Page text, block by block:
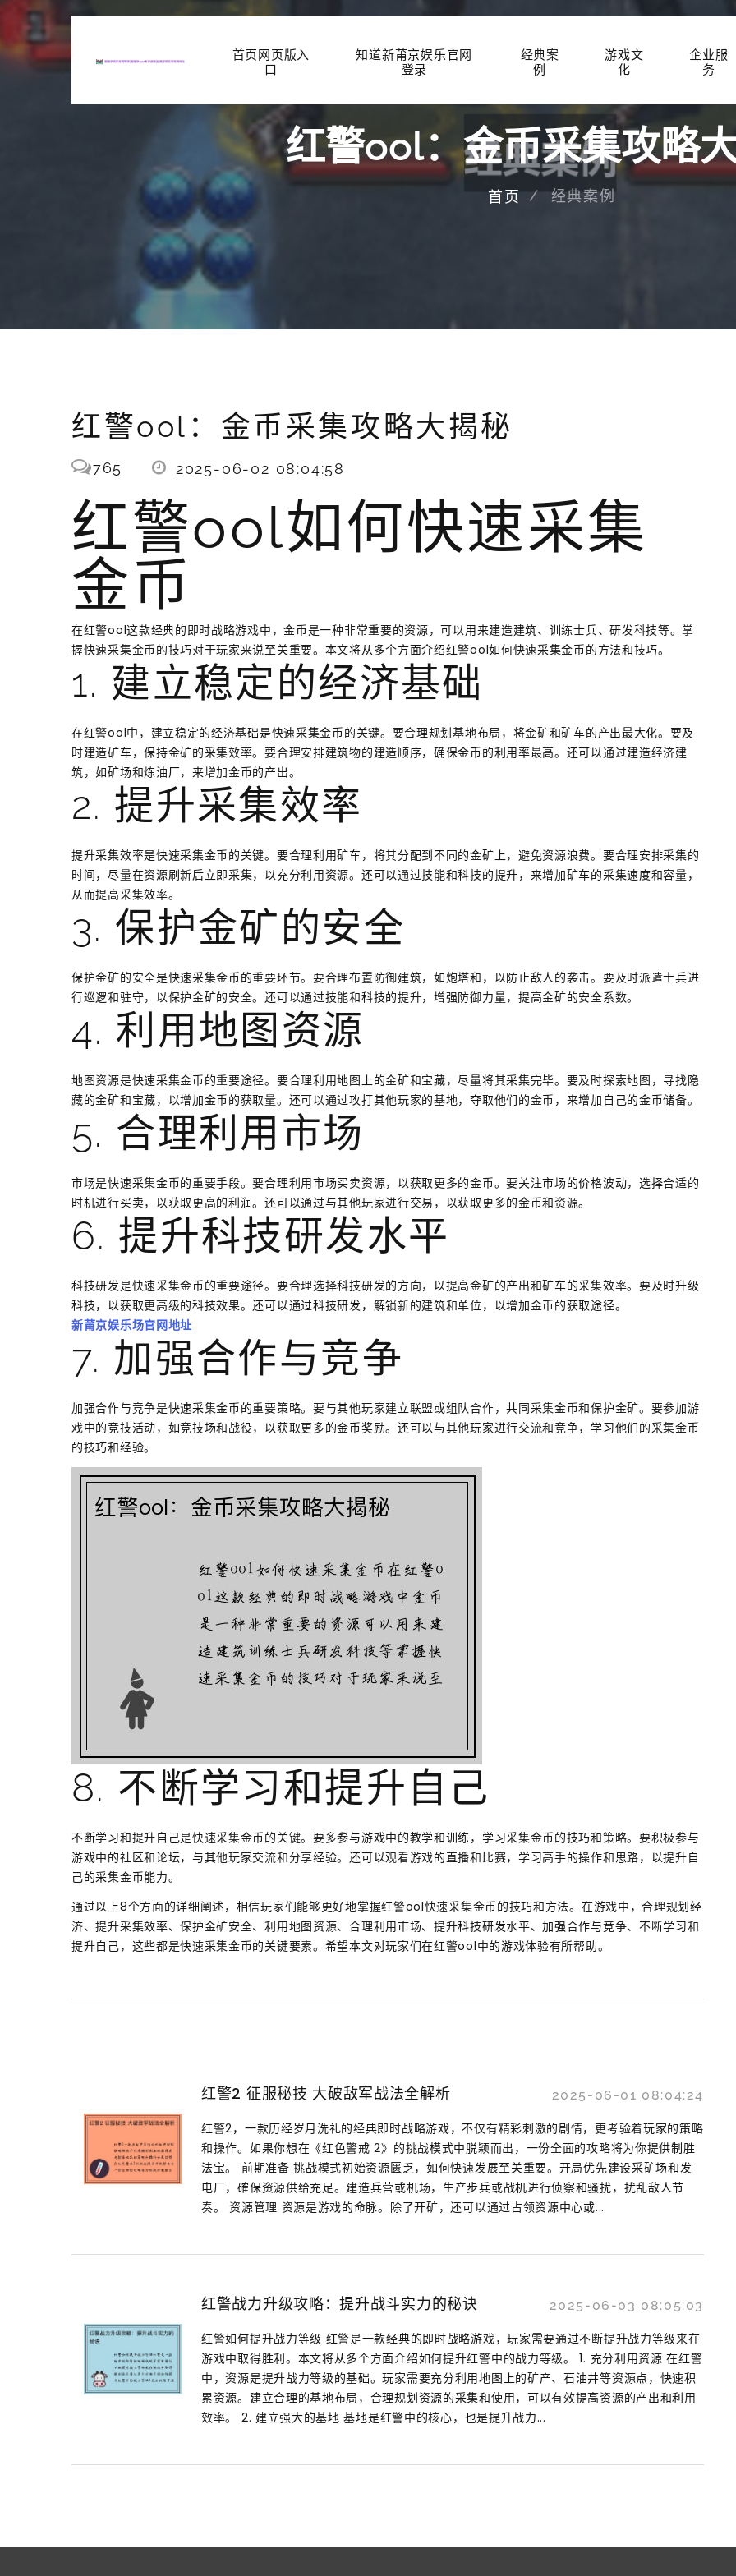
首页网页版入
口
知道新莆京娱乐官网
登录
经典案
例
游戏文
化
企业服
务
红警ool：金币采集攻略
首页 经典案例
红警ool：金币采集攻略大揭秘
765 2025-06-02 08:04:58
红警ool如何快速采集
金币
在红警ool这款经典的即时战略游戏中，金币是一种非常重要的资源，可以用来建造建筑、训练士兵、研发科技等。掌
握快速采集金币的技巧对于玩家来说至关重要。本文将从多个方面介绍红警ool如何快速采集金币的方法和技巧。
1. 建立稳定的经济基础
在红警ool中，建立稳定的经济基础是快速采集金币的关键。要合理规划基地布局，将金矿和矿车的产出最大化。要及
时建造矿车，保持金矿的采集效率。要合理安排建筑物的建造顺序，确保金币的利用率最高。还可以通过建造经济建
筑，如矿场和炼油厂，来增加金币的产出。
2. 提升采集效率
提升采集效率是快速采集金币的关键。要合理利用矿车，将其分配到不同的金矿上，避免资源浪费。要合理安排采集的
时间，尽量在资源刷新后立即采集，以充分利用资源。还可以通过技能和科技的提升，来增加矿车的采集速度和容量，
从而提高采集效率。
3. 保护金矿的安全
保护金矿的安全是快速采集金币的重要环节。要合理布置防御建筑，如炮塔和，以防止敌人的袭击。要及时派遣士兵进
行巡逻和驻守，以保护金矿的安全。还可以通过技能和科技的提升，增强防御力量，提高金矿的安全系数。
4. 利用地图资源
地图资源是快速采集金币的重要途径。要合理利用地图上的金矿和宝藏，尽量将其采集完毕。要及时探索地图，寻找隐
藏的金矿和宝藏，以增加金币的获取量。还可以通过攻打其他玩家的基地，夺取他们的金币，来增加自己的金币储备。
5. 合理利用市场
市场是快速采集金币的重要手段。要合理利用市场买卖资源，以获取更多的金币。要关注市场的价格波动，选择合适的
时机进行买卖，以获取更高的利润。还可以通过与其他玩家进行交易，以获取更多的金币和资源。
6. 提升科技研发水平
科技研发是快速采集金币的重要途径。要合理选择科技研发的方向，以提高金矿的产出和矿车的采集效率。要及时升级
科技，以获取更高级的科技效果。还可以通过科技研发，解锁新的建筑和单位，以增加金币的获取途径。
新莆京娱乐场官网地址
7. 加强合作与竞争
加强合作与竞争是快速采集金币的重要策略。要与其他玩家建立联盟或组队合作，共同采集金币和保护金矿。要参加游
戏中的竞技活动，如竞技场和战役，以获取更多的金币奖励。还可以与其他玩家进行交流和竞争，学习他们的采集金币
的技巧和经验。
8. 不断学习和提升自己
不断学习和提升自己是快速采集金币的关键。要多参与游戏中的教学和训练，学习采集金币的技巧和策略。要积极参与
游戏中的社区和论坛，与其他玩家交流和分享经验。还可以观看游戏的直播和比赛，学习高手的操作和思路，以提升自
己的采集金币能力。
通过以上8个方面的详细阐述，相信玩家们能够更好地掌握红警ool快速采集金币的技巧和方法。在游戏中，合理规划经
济、提升采集效率、保护金矿安全、利用地图资源、合理利用市场、提升科技研发水平、加强合作与竞争、不断学习和
提升自己，这些都是快速采集金币的关键要素。希望本文对玩家们在红警ool中的游戏体验有所帮助。
红警2 征服秘技 大破敌军战法全解析 2025-06-01 08:04:24
红警2，一款历经岁月洗礼的经典即时战略游戏，不仅有精彩刺激的剧情，更考验着玩家的策略
和操作。如果你想在《红色警戒 2》的挑战模式中脱颖而出，一份全面的攻略将为你提供制胜
法宝。 前期准备 挑战模式初始资源匮乏，如何快速发展至关重要。开局优先建设采矿场和发
电厂，確保资源供给充足。建造兵营或机场，生产步兵或战机进行侦察和骚扰，扰乱敌人节
奏。 资源管理 资源是游戏的命脉。除了开矿，还可以通过占领资源中心或...
红警战力升级攻略：提升战斗实力的秘诀 2025-06-03 08:05:03
红警如何提升战力等级 红警是一款经典的即时战略游戏，玩家需要通过不断提升战力等级来在
游戏中取得胜利。本文将从多个方面介绍如何提升红警中的战力等级。 1. 充分利用资源 在红警
中，资源是提升战力等级的基础。玩家需要充分利用地图上的矿产、石油井等资源点，快速积
累资源。建立合理的基地布局，合理规划资源的采集和使用，可以有效提高资源的产出和利用
效率。 2. 建立强大的基地 基地是红警中的核心，也是提升战力...